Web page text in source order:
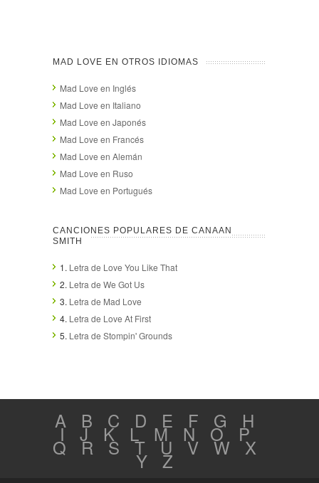
MAD LOVE EN OTROS IDIOMAS
Mad Love en Inglés
Mad Love en Italiano
Mad Love en Japonés
Mad Love en Francés
Mad Love en Alemán
Mad Love en Ruso
Mad Love en Portugués
CANCIONES POPULARES DE CANAAN
SMITH
1. Letra de Love You Like That
2. Letra de We Got Us
3. Letra de Mad Love
4. Letra de Love At First
5. Letra de Stompin' Grounds
A B C D E F G H
I J K L M N O P
Q R S T U V W X
Y Z